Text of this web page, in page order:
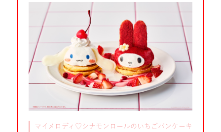
マイメロディ♡シナモンロールのいちごパンケーキ